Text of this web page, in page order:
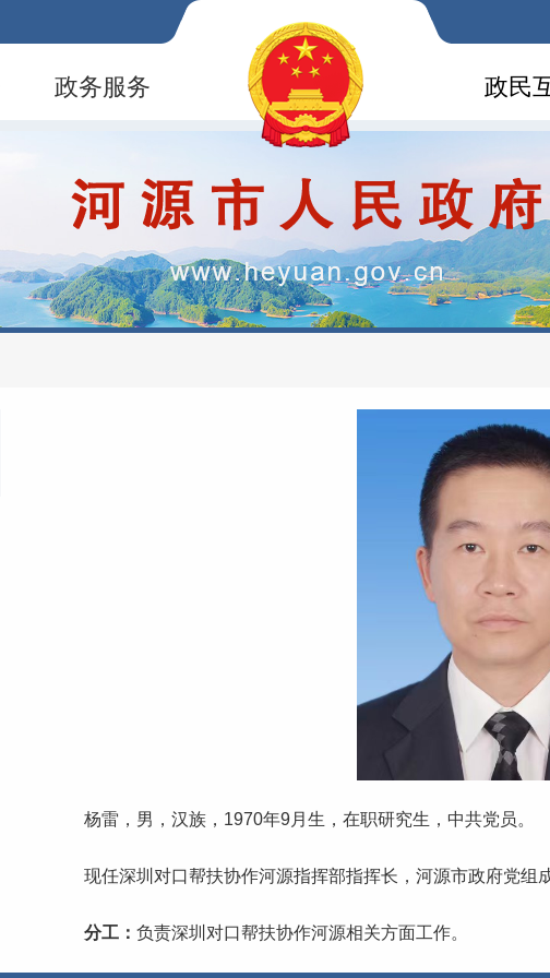
政务服务 政民
杨雷，男，汉族，1970年9月生，在职研究生，中共党员。
现任深圳对口帮扶协作河源指挥部指挥长，河源市政府党组
分工： 负责深圳对口帮扶协作河源相关方面工作。